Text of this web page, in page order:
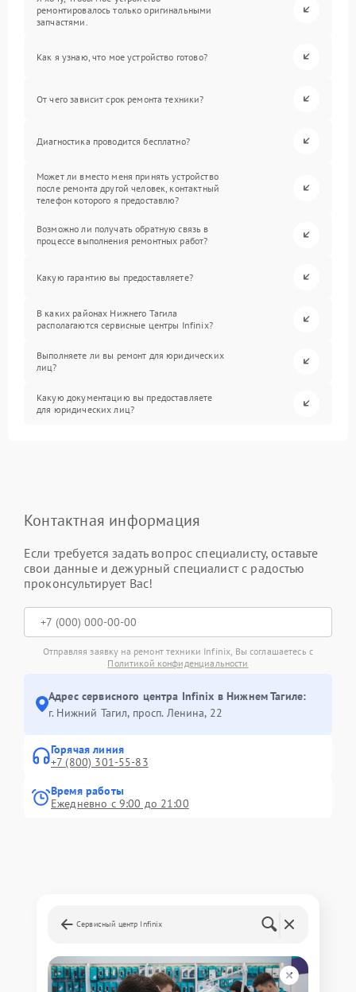
ремонтировалось только оригинальными
запчастями.
Как я узнаю, что мое устройство готово?
От чего зависит срок ремонта техники?
Диагностика проводится бесплатно?
Может ли вместо меня принять устройство
после ремонта другой человек, контактный
телефон которого я предоставлю?
Возможно ли получать обратную связь в
процессе выполнения ремонтных работ?
Какую гарантию вы предоставляете?
В каких районах Нижнего Тагила
располагаются сервисные центры Infinix?
Выполняете ли вы ремонт для юридических
лиц?
Какую документацию вы предоставляете
для юридических лиц?
Контактная информация
Если требуется задать вопрос специалисту, оставьте
свои данные и дежурный специалист с радостью
проконсультирует Вас!
Отправляя заявку на ремонт техники Infinix, Вы соглашаетесь с
Политикой конфиденциальности
Адрес сервисного центра Infinix в Нижнем Тагиле:
г. Нижний Тагил, просп. Ленина, 22
Горячая линия
+7 (800) 301-55-83
Время работы
Ежедневно с 9:00 до 21:00
Сервисный центр Infinix